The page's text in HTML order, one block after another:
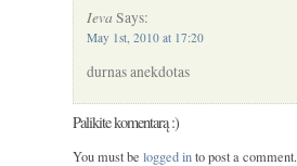
IevaSays:
May 1st, 2010 at 17:20
durnas anekdotas
Palikite komentarą :)
You must be logged into post a comment.